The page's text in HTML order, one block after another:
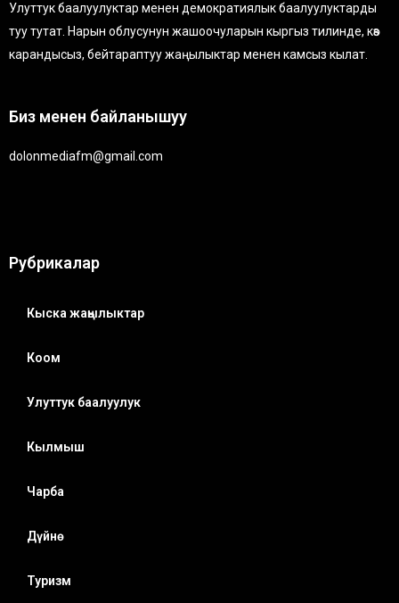
Улуттук баалуулуктар менен демократиялык баалуулуктарды
туу тутат. Нарын облусунун жашоочуларын кыргыз тилинде, көз
карандысыз, бейтараптуу жаңылыктар менен камсыз кылат.
Биз менен байланышуу
dolonmediafm@gmail.com
Рубрикалар
Кыска жаңылыктар
Коом
Улуттук баалуулук
Кылмыш
Чарба
Дүйнө
Туризм